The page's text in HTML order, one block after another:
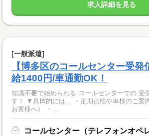
求人詳細を見る
[一般派遣]
【博多区のコールセンター受
給1400円/車通勤OK！
知識不要で始められる コールセンターでの 受
す！ ▼具体的には… ・定期点検や車検のご案内 （既にご契約中の
お客様へ） ・...
コールセンター（テレフォンオペ